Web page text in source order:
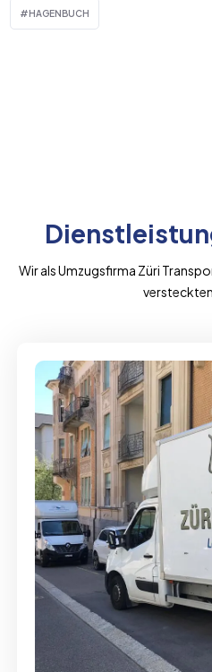
HAGENBUCH
Wir als Umzugsfirma Züri
Full-Service - Für